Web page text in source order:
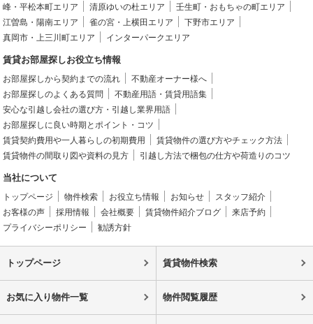
峰・平松本町エリア
清原ゆいの杜エリア
壬生町・おもちゃの町エリア
江曽島・陽南エリア
雀の宮・上横田エリア
下野市エリア
真岡市・上三川町エリア
インターパークエリア
賃貸お部屋探しお役立ち情報
お部屋探しから契約までの流れ
不動産オーナー様へ
お部屋探しのよくある質問
不動産用語・賃貸用語集
安心な引越し会社の選び方・引越し業界用語
お部屋探しに良い時期とポイント・コツ
賃貸契約費用や一人暮らしの初期費用
賃貸物件の選び方やチェック方法
賃貸物件の間取り図や資料の見方
引越し方法で梱包の仕方や荷造りのコツ
当社について
トップページ 物件検索 お役立ち情報 お知らせ
スタッフ紹介
お客様の声
採用情報 会社概要 賃貸物件紹介ブログ
来店予約
プライバシーポリシー
勧誘方針
トップページ 賃貸物件検索
お気に入り物件一覧 物件閲覧履歴